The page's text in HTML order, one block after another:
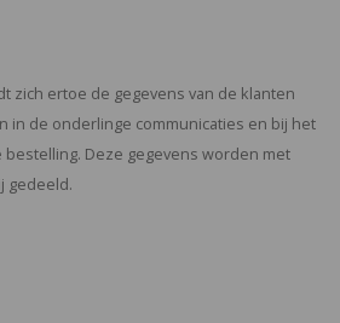
zich ertoe de gegevens van de klanten
in de onderlinge communicaties en bij het
Deze gegevens worden met
gedeeld.